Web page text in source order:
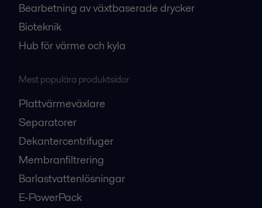
Bearbetning av växtbaserade drycker
Bioteknik
Hub för värme och kyla
Mest populära produktsidor
Plattvärmeväxlare
Separatorer
Dekantercentrifuger
Membranfiltrering
Barlastvattenlösningar
E-PowerPack